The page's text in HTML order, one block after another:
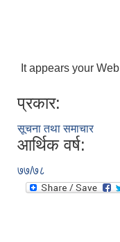
It appears your
प्रकार:
सूचना तथा समाचार
आर्थिक वर्ष:
७७/७८